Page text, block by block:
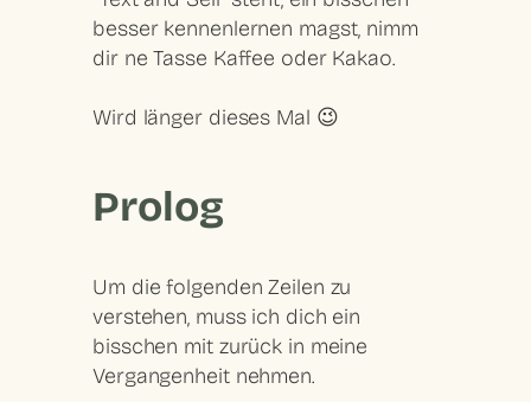
besser kennenlernen magst, nimm
dir ne Tasse Kaffee oder Kakao.
Wird länger dieses Mal 😉
Prolog
Um die folgenden Zeilen zu
verstehen, muss ich dich ein
bisschen mit zurück in meine
Vergangenheit nehmen.